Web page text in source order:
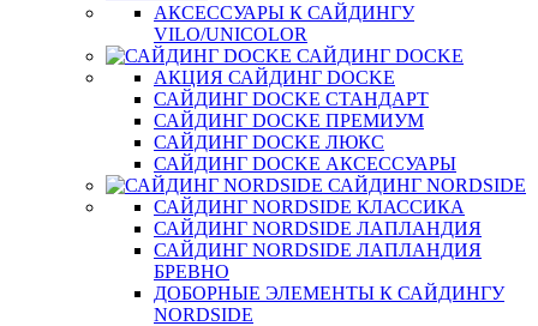
АКСЕССУАРЫ К САЙДИНГУ
VILO/UNICOLOR
САЙДИНГ DOCKE
АКЦИЯ САЙДИНГ DOCKE
САЙДИНГ DOCKE СТАНДАРТ
САЙДИНГ DOCKE ПРЕМИУМ
САЙДИНГ DOCKE ЛЮКС
САЙДИНГ DOCKE АКСЕССУАРЫ
САЙДИНГ NORDSIDE
САЙДИНГ NORDSIDE КЛАССИКА
САЙДИНГ NORDSIDE ЛАПЛАНДИЯ
САЙДИНГ NORDSIDE ЛАПЛАНДИЯ
БРЕВНО
ДОБОРНЫЕ ЭЛЕМЕНТЫ К САЙДИНГУ
NORDSIDE